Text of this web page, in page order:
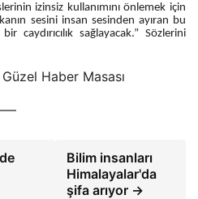
izinsiz kullanımını önlemek için
sesini insan sesinden ayıran bu
caydırıcılık sağlayacak.” Sözlerini
Haber Masası
Bilim insanları
Himalayalar'da
şifa arıyor →